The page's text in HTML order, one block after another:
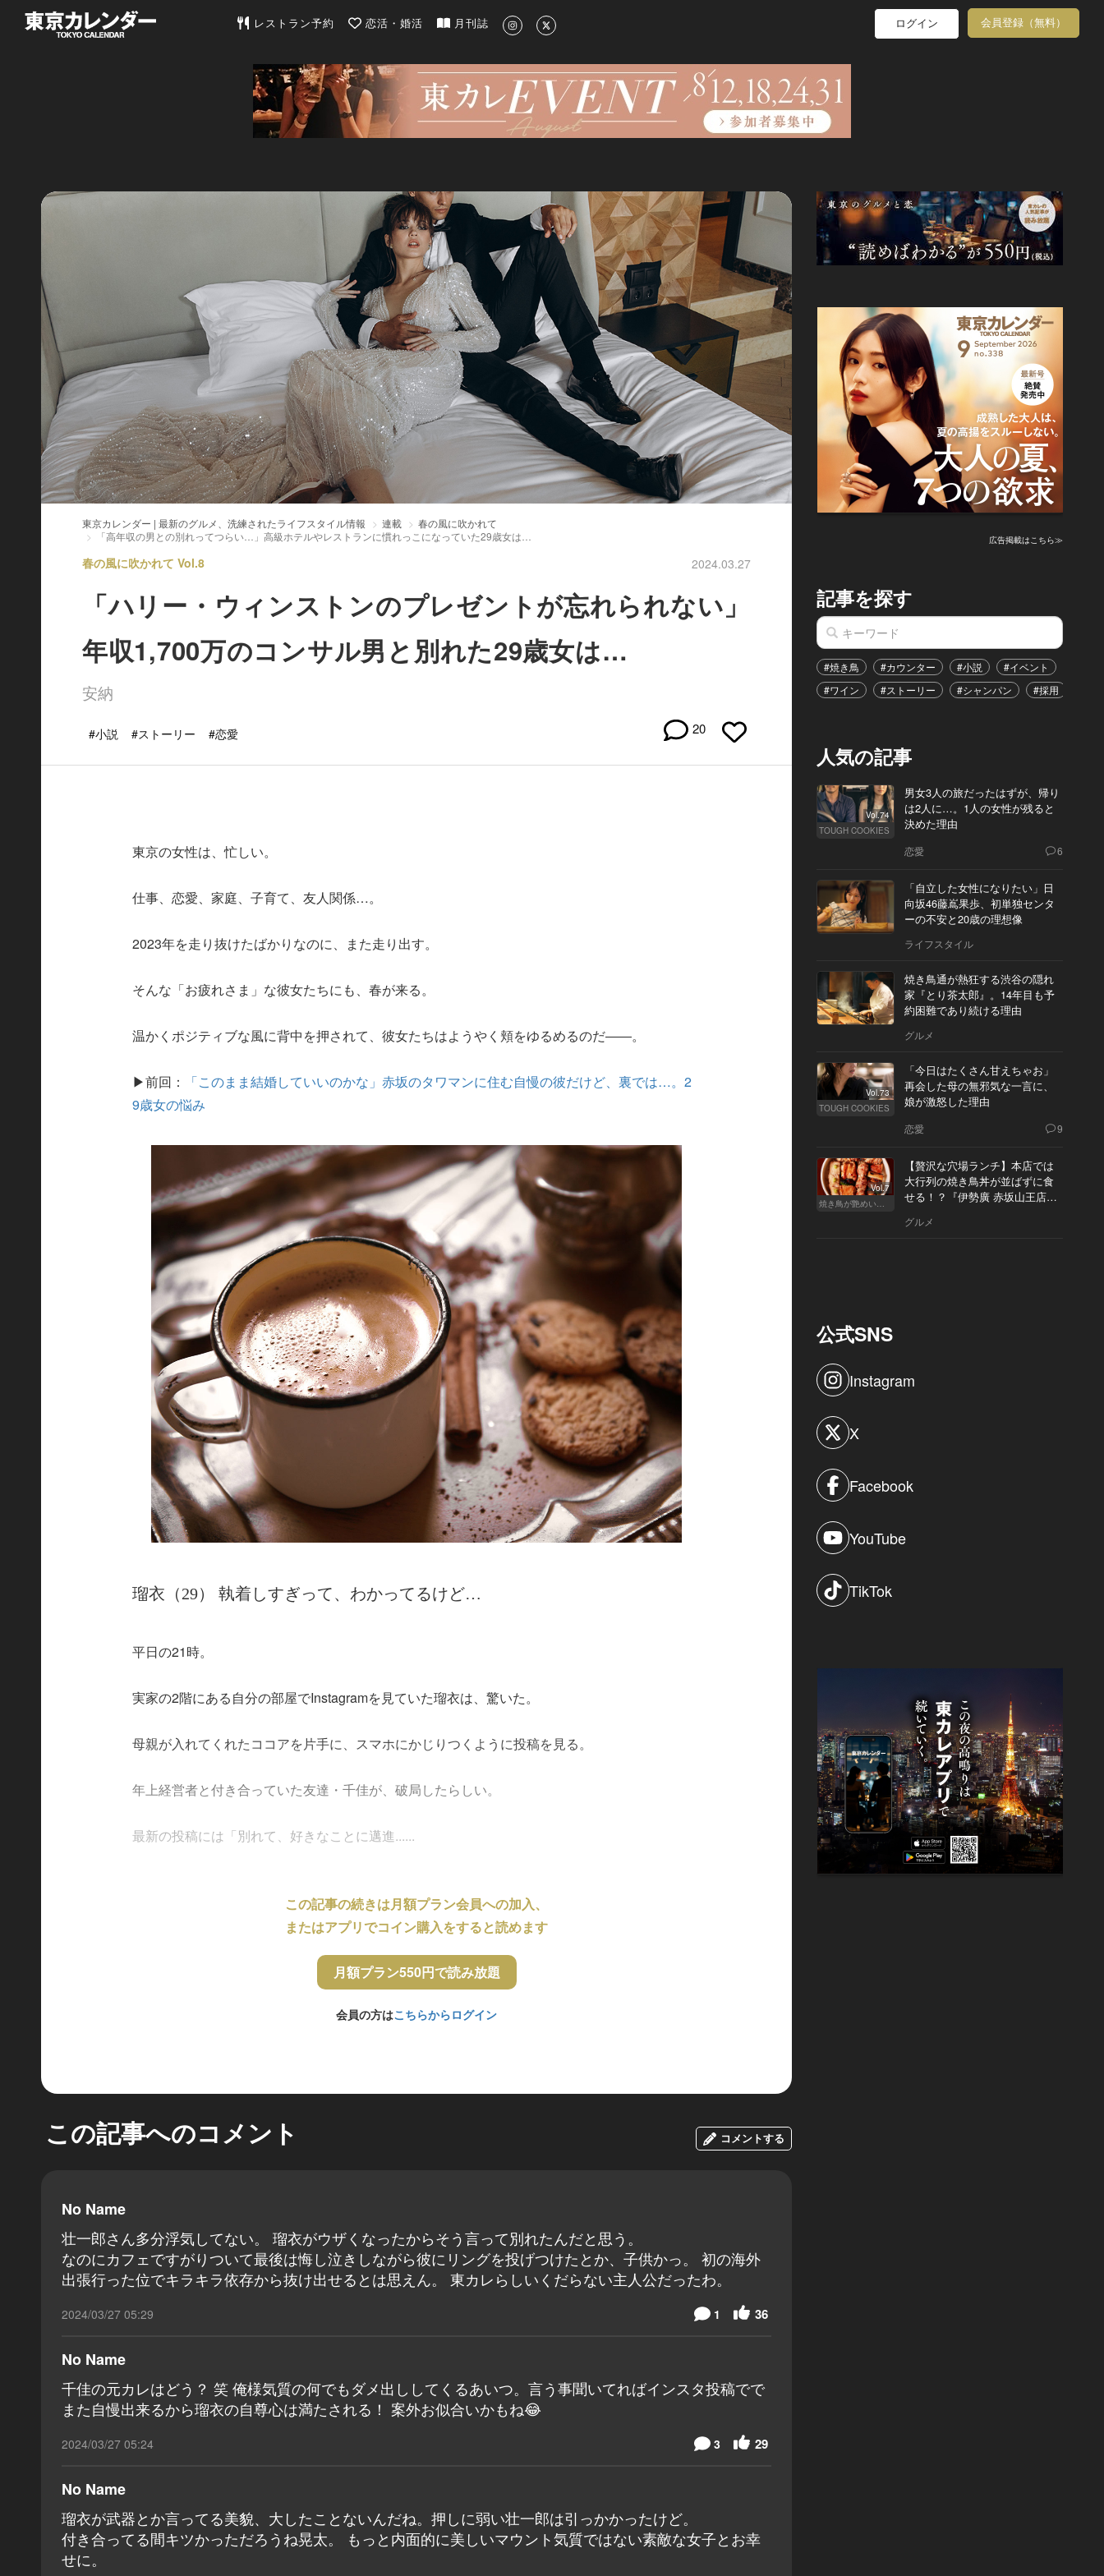
東京カレンダー | 最新のグルメ、洗練されたライフスタイル情報
レストラン予約 恋活・婚活 月刊誌 ログイン 会員登録（無料）
東京カレンダー | 最新のグルメ、洗練されたライフスタイル情報 連載
春の風に吹かれて
「高年収の男との別れってつらい…」高級ホテルやレストランに慣れっこになっていた29歳女は…
春の風に吹かれて Vol.8 2024.03.27
「ハリー・ウィンストンのプレゼントが忘れられない」
年収1,700万のコンサル男と別れた29歳女は…
安納
#小説 #ストーリー #恋愛 20
東京の女性は、忙しい。
仕事、恋愛、家庭、子育て、友人関係…。
2023年を走り抜けたばかりなのに、また走り出す。
そんな「お疲れさま」な彼女たちにも、春が来る。
温かくポジティブな風に背中を押されて、彼女たちはようやく頬をゆるめるのだ――。
▶前回：
「このまま結婚していいのかな」赤坂のタワマンに住む自慢の彼だけど、裏では…。2
9歳女の悩み
瑠衣（29） 執着しすぎって、わかってるけど…
平日の21時。
実家の2階にある自分の部屋でInstagramを見ていた瑠衣は、驚いた。
母親が入れてくれたココアを片手に、スマホにかじりつくように投稿を見る。
年上経営者と付き合っていた友達・千佳が、破局したらしい。
最新の投稿には「別れて、好きなことに邁進......
この記事の続きは月額プラン会員への加入、
またはアプリでコイン購入をすると読めます
月額プラン550円で読み放題
会員の方はこちらからログイン
この記事へのコメント コメントする
No Name
壮一郎さん多分浮気してない。 瑠衣がウザくなったからそう言って別れたんだと思う。
なのにカフェですがりついて最後は悔し泣きしながら彼にリングを投げつけたとか、子供かっ。 初の海外
出張行った位でキラキラ依存から抜け出せるとは思えん。 東カレらしいくだらない主人公だったわ。
2024/03/27 05:29 36
1
No Name
千佳の元カレはどう？ 笑 俺様気質の何でもダメ出ししてくるあいつ。言う事聞いてればインスタ投稿でで
また自慢出来るから瑠衣の自尊心は満たされる！ 案外お似合いかもね😂
2024/03/27 05:24 29
3
No Name
瑠衣が武器とか言ってる美貌、大したことないんだね。押しに弱い壮一郎は引っかかったけど。
付き合ってる間キツかっただろうね晃太。 もっと内面的に美しいマウント気質ではない素敵な女子とお幸
せに。
広告掲載はこちら≫
記事を探す
#焼き鳥 #カウンター #小説 #イベント
#ワイン
#ストーリー #シャンパン #採用
人気の記事
Vol.74
TOUGH COOKIES
男女3人の旅だったはずが、帰り
は2人に…。1人の女性が残ると
決めた理由
恋愛 6
「自立した女性になりたい」日
向坂46藤嶌果歩、初単独センタ
ーの不安と20歳の理想像
ライフスタイル
焼き鳥通が熱狂する渋谷の隠れ
家『とり茶太郎』。14年目も予
約困難であり続ける理由
グルメ
Vol.73
TOUGH COOKIES
「今日はたくさん甘えちゃお」
再会した母の無邪気な一言に、
娘が激怒した理由
恋愛 9
Vol.7
焼き鳥が艶めいてきた
【贅沢な穴場ランチ】本店では
大行列の焼き鳥丼が並ばずに食
せる！？『伊勢廣 赤坂山王店』
グルメ
公式SNS
Instagram
X
Facebook
YouTube
TikTok